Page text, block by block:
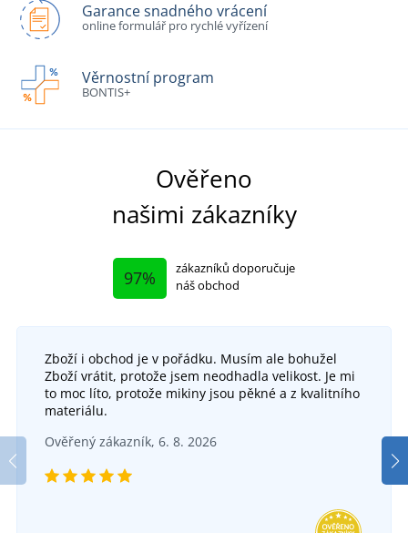
Garance snadného vrácení
online formulář pro rychlé vyřízení
Věrnostní program
BONTIS+
Ověřeno
našimi zákazníky
97%
zákazníků doporučuje
náš obchod
Zboží i obchod je v pořádku. Musím ale bohužel
Zboží vrátit, protože jsem neodhadla velikost. Je mi
to moc líto, protože mikiny jsou pěkné a z kvalitního
materiálu.
Ověřený zákazník, 6. 8. 2026